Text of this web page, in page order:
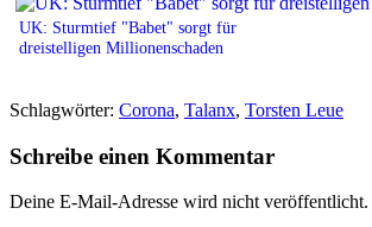
UK: Sturmtief "Babet" sorgt für
dreistelligen Millionenschaden
Schlagwörter: Corona, Talanx, Torsten Leue
Schreibe einen Kommentar
Deine E-Mail-Adresse wird nicht veröffentlicht.